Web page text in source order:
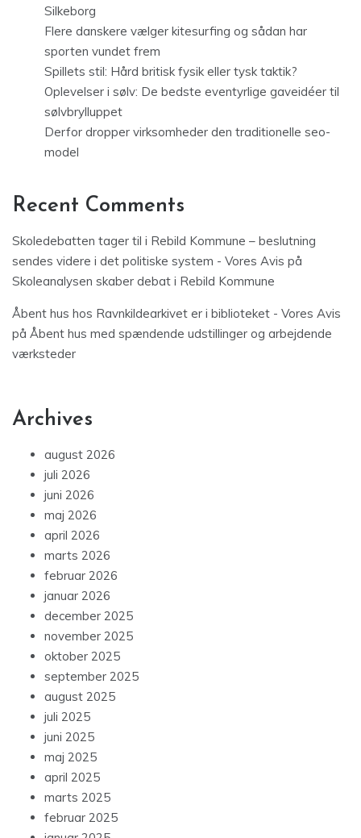
Silkeborg
Flere danskere vælger kitesurfing og sådan har
sporten vundet frem
Spillets stil: Hård britisk fysik eller tysk taktik?
Oplevelser i sølv: De bedste eventyrlige gaveidéer til
sølvbrylluppet
Derfor dropper virksomheder den traditionelle seo-
model
Recent Comments
Skoledebatten tager til i Rebild Kommune – beslutning
sendes videre i det politiske system - Vores Avis på
Skoleanalysen skaber debat i Rebild Kommune
Åbent hus hos Ravnkildearkivet er i biblioteket - Vores Avis
på Åbent hus med spændende udstillinger og arbejdende
værksteder
Archives
august 2026
juli 2026
juni 2026
maj 2026
april 2026
marts 2026
februar 2026
januar 2026
december 2025
november 2025
oktober 2025
september 2025
august 2025
juli 2025
juni 2025
maj 2025
april 2025
marts 2025
februar 2025